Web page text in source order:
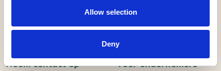
Allow selection
Deny
Neem contact op Voor ondernemers